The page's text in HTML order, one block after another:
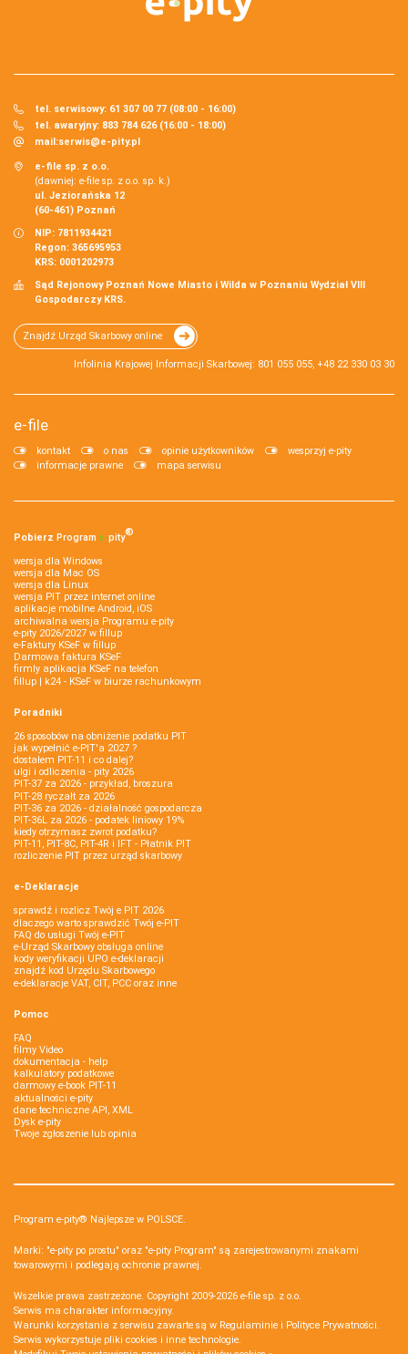
tel. serwisowy: 61 307 00 77 (08:00 - 16:00)
tel. awaryjny: 883 784 626 (16:00 - 18:00)
mail:serwis@e-pity.pl
e-file sp. z o.o.
(dawniej: e-file sp. z o.o. sp. k.)
ul. Jeziorańska 12
(60-461) Poznań
NIP: 7811934421
Regon: 365695953
KRS: 0001202973
Sąd Rejonowy Poznań Nowe Miasto i Wilda w Poznaniu Wydział VIII
Gospodarczy KRS.
Znajdź Urząd Skarbowy online
Infolinia Krajowej Informacji Skarbowej: 801 055 055, +48 22 330 03 30
e-file
kontakt o nas opinie użytkowników
wesprzyj e-pity
informacje prawne
mapa serwisu
Pobierz Program e‑pity®
wersja dla Windows
wersja dla Mac OS
wersja dla Linux
wersja PIT przez internet online
aplikacje mobilne Android, iOS
archiwalna wersja Programu e-pity
e-pity 2026/2027 w fillup
e‑Faktury KSeF w fillup
Darmowa faktura KSeF
firmly aplikacja KSeF na telefon
fillup | k24 - KSeF w biurze rachunkowym
Poradniki
26 sposobów na obniżenie podatku PIT
jak wypełnić e-PIT'a 2027 ?
dostałem PIT-11 i co dalej?
ulgi i odliczenia - pity 2026
PIT-37 za 2026 - przykład, broszura
PIT-28 ryczałt za 2026
PIT-36 za 2026 - działalność gospodarcza
PIT-36L za 2026 - podatek liniowy 19%
kiedy otrzymasz zwrot podatku?
PIT-11, PIT-8C, PIT-4R i IFT - Płatnik PIT
rozliczenie PIT przez urząd skarbowy
e-Deklaracje
sprawdź i rozlicz Twój e PIT 2026
dlaczego warto sprawdzić Twój e-PIT
FAQ do usługi Twój e-PIT
e-Urząd Skarbowy obsługa online
kody weryfikacji UPO e-deklaracji
znajdź kod Urzędu Skarbowego
e-deklaracje VAT, CIT, PCC oraz inne
Pomoc
FAQ
filmy Video
dokumentacja - help
kalkulatory podatkowe
darmowy e-book PIT-11
aktualności e-pity
dane techniczne API, XML
Dysk e-pity
Twoje zgłoszenie lub opinia
Program e-pity® Najlepsze w POLSCE.
Marki: "e-pity po prostu" oraz "e-pity Program" są zarejestrowanymi znakami
towarowymi i podlegają ochronie prawnej.
Wszelkie prawa zastrzeżone. Copyright 2009-2026 e-file sp. z o.o.
Serwis ma charakter informacyjny.
Warunki korzystania z serwisu zawarte są w Regulaminie i Polityce Prywatności.
Serwis wykorzystuje pliki cookies i inne technologie.